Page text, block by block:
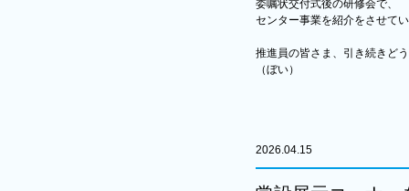
委嘱状交付式後の研修会で、
センター事業を紹介をさせて
推進員の皆さま、引き続きど
（ぼい）
2026.04.15